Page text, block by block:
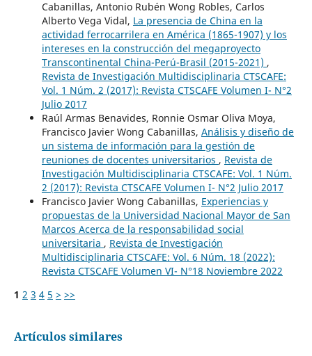
Cabanillas, Antonio Rubén Wong Robles, Carlos
Alberto Vega Vidal, La presencia de China en la
actividad ferrocarrilera en América (1865-1907) y los
intereses en la construcción del megaproyecto
Transcontinental China-Perú-Brasil (2015-2021) ,
Revista de Investigación Multidisciplinaria CTSCAFE:
Vol. 1 Núm. 2 (2017): Revista CTSCAFE Volumen I- N°2
Julio 2017
Raúl Armas Benavides, Ronnie Osmar Oliva Moya,
Francisco Javier Wong Cabanillas, Análisis y diseño de
un sistema de información para la gestión de
reuniones de docentes universitarios , Revista de
Investigación Multidisciplinaria CTSCAFE: Vol. 1 Núm.
2 (2017): Revista CTSCAFE Volumen I- N°2 Julio 2017
Francisco Javier Wong Cabanillas, Experiencias y
propuestas de la Universidad Nacional Mayor de San
Marcos Acerca de la responsabilidad social
universitaria , Revista de Investigación
Multidisciplinaria CTSCAFE: Vol. 6 Núm. 18 (2022):
Revista CTSCAFE Volumen VI- N°18 Noviembre 2022
1 2 3 4 5 > >>
Artículos similares